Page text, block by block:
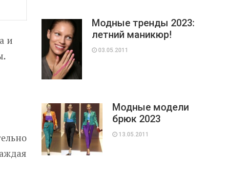
и
Модные тренды 2023:
летний маникюр!
03.05.2011
Модные модели
брюк 2023
13.05.2011